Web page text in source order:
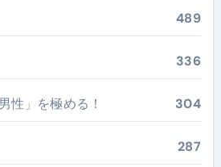
489
336
性」を極める！ 304
287